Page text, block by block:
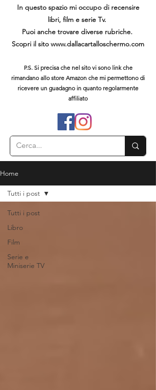
In questo spazio mi occupo di recensire
libri, film e serie Tv.
Puoi anche trovare diverse rubriche.
Scopri il sito www.dallacartalloschermo.com
P.S. Si precisa che nel sito vi sono link che
rimandano allo store Amazon che mi permettono di
ricevere un guadagno in quanto regolarmente
affiliato
Home
Tutti i post
Libro
Film
Serie e
Miniserie TV
Tutti i post